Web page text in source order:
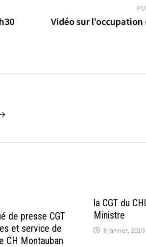
Vidéo sur
de presse CGT
et service de
CH Montauban
la CGT du
Ministre
8 janvier, 2010